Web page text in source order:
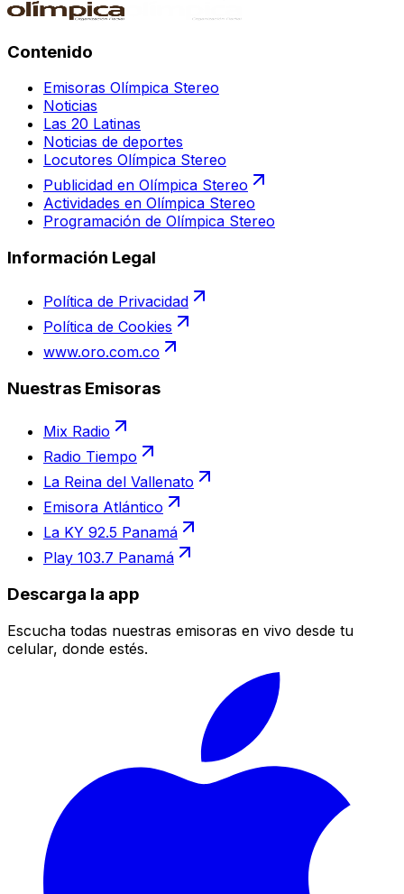
Contenido
Emisoras Olímpica Stereo
Noticias
Las 20 Latinas
Noticias de deportes
Locutores Olímpica Stereo
Publicidad en Olímpica Stereo
Actividades en Olímpica Stereo
Programación de Olímpica Stereo
Información Legal
Política de Privacidad
Política de Cookies
www.oro.com.co
Nuestras Emisoras
Mix Radio
Radio Tiempo
La Reina del Vallenato
Emisora Atlántico
La KY 92.5 Panamá
Play 103.7 Panamá
Descarga la app
Escucha todas nuestras emisoras en vivo desde tu
celular, donde estés.